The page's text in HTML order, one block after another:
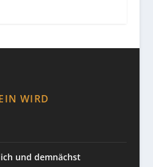
WIRD
und demnächst